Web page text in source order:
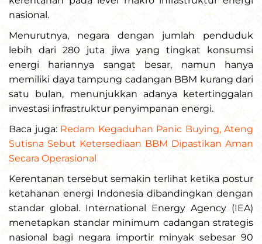
nasional.
Menurutnya, negara dengan jumlah penduduk
lebih dari 280 juta jiwa yang tingkat konsumsi
energi hariannya sangat besar, namun hanya
memiliki daya tampung cadangan BBM kurang dari
satu bulan, menunjukkan adanya ketertinggalan
investasi infrastruktur penyimpanan energi.
Baca juga: Redam Kegaduhan Panic Buying, Ateng
Sutisna Sebut Ketersediaan BBM Dipastikan Aman
Secara Operasional
Kerentanan tersebut semakin terlihat ketika postur
ketahanan energi Indonesia dibandingkan dengan
standar global. International Energy Agency (IEA)
menetapkan standar minimum cadangan strategis
nasional bagi negara importir minyak sebesar 90